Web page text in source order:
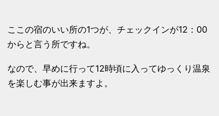
ここの宿のいい所の1つが、チェックインが12：00
からと言う所ですね。
なので、早めに行って12時頃に入ってゆっくり温泉
を楽しむ事が出来ますよ。